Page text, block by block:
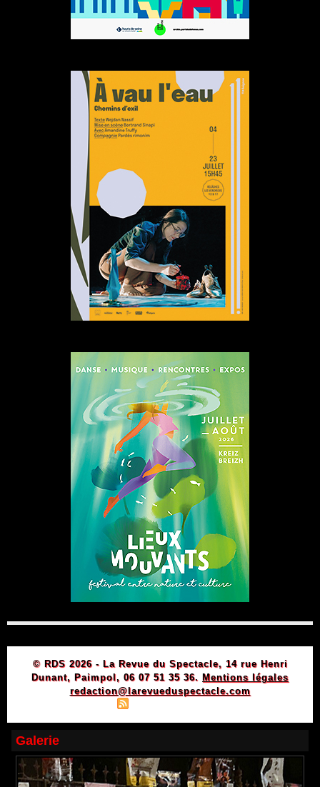
© RDS 2026 - La Revue du Spectacle, 14 rue Henri
Dunant, Paimpol, 06 07 51 35 36. Mentions légales
redaction@larevueduspectacle.com
Galerie